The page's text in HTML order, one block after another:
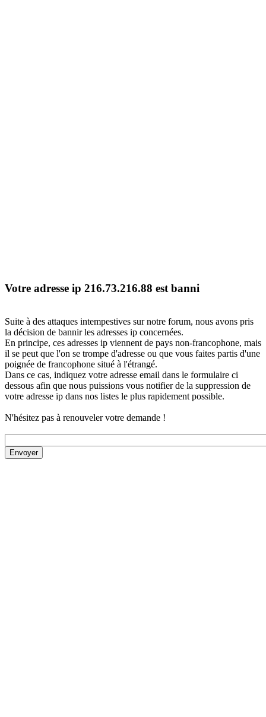
Votre adresse ip 216.73.216.88 est banni
Suite à des attaques intempestives sur notre forum, nous avons pris
la décision de bannir les adresses ip concernées.
En principe, ces adresses ip viennent de pays non-francophone, mais
il se peut que l'on se trompe d'adresse ou que vous faites partis d'une
poignée de francophone situé à l'étrangé.
Dans ce cas, indiquez votre adresse email dans le formulaire ci
dessous afin que nous puissions vous notifier de la suppression de
votre adresse ip dans nos listes le plus rapidement possible.
N'hésitez pas à renouveler votre demande !